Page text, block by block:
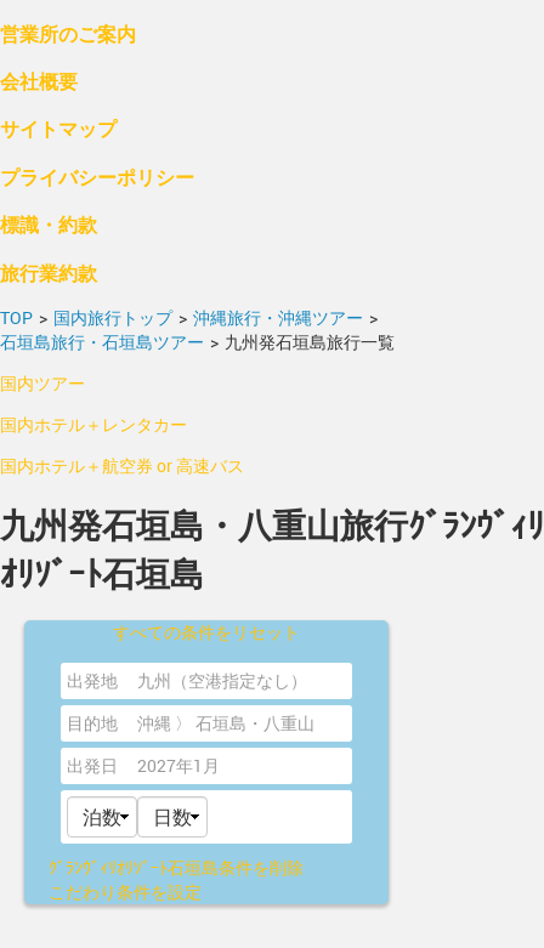
営業所のご案内
会社概要
サイトマップ
プライバシーポリシー
標識・約款
旅行業約款
TOP > 国内旅行トップ > 沖縄旅行・沖縄ツアー >
石垣島旅行・石垣島ツアー > 九州発石垣島旅行一覧
国内ツアー
国内ホテル＋レンタカー
国内ホテル＋航空券 or 高速バス
九州発石垣島・八重山旅行ｸﾞﾗﾝｳﾞｨﾘ
ｵﾘｿﾞｰﾄ石垣島
すべての条件をリセット
出発地
九州（空港指定なし）
目的地
沖縄 〉 石垣島・八重山
出発日
2027年1月
ｸﾞﾗﾝｳﾞｨﾘｵﾘｿﾞｰﾄ石垣島条件を削除
こだわり条件を設定